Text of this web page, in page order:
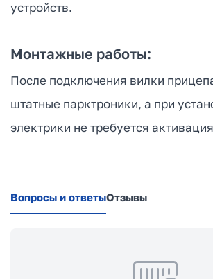
устройств.
Монтажные работы:
После подключения вилки
штатные парктроники, а при
электрики не требуется
Вопросы и ответыОтзывы